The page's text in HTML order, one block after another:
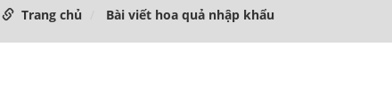
Trang chủ Bài viết hoa quả nhập khẩu